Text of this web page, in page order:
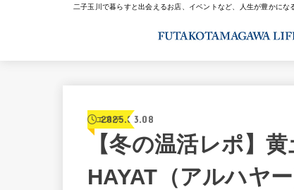
二子玉川で暮らすと出会えるお店、イベントなど、人生が豊かにな
エステ
2025.03.08
【冬の温活レポ】
HAYAT（アルハヤ